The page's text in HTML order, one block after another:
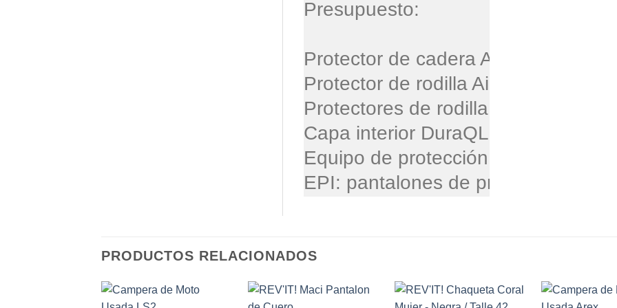
Presupuesto:
Protector de cadera AirForce™
Protector de rodilla AirForce™ (Nivel
Protectores de rodilla con ajuste de
Capa interior DuraQL™ hecha de
Equipo de protección para moto
EPI: pantalones de protección
PRODUCTOS RELACIONADOS